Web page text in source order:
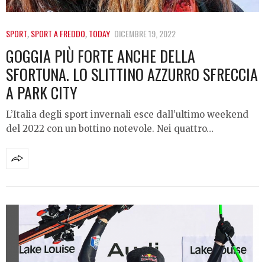
SPORT,SPORT A FREDDO,TODAY DICEMBRE 19, 2022
GOGGIA PIÙ FORTE ANCHE DELLA
SFORTUNA. LO SLITTINO AZZURRO SFRECCIA
A PARK CITY
L’Italia degli sport invernali esce dall’ultimo weekend
del 2022 con un bottino notevole. Nei quattro…